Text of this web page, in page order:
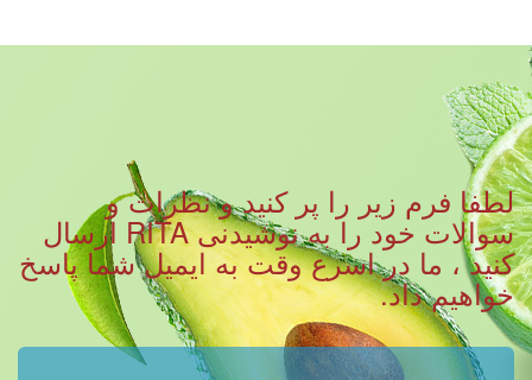
لطفا فرم زیر را پر کنید و نظرات و
سوالات خود را به نوشیدنی RITA ارسال
کنید ، ما در اسرع وقت به ایمیل شما پاسخ
خواهیم داد.